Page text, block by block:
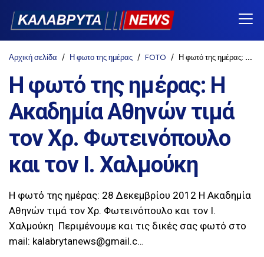
Αρχική σελίδα Η φωτο της ημέρας FOTO Η φωτό της ημέρας: Η Ακαδημία Αθηνών τιμά τον Χρ. Φωτεινόπουλο και τον Ι. Χαλμούκη
Η φωτό της ημέρας: Η
Ακαδημία Αθηνών τιμά
τον Χρ. Φωτεινόπουλο
και τον Ι. Χαλμούκη
Η φωτό της ημέρας: 28 Δεκεμβρίου 2012 Η Ακαδημία
Αθηνών τιμά τον Χρ. Φωτεινόπουλο και τον Ι.
Χαλμούκη Περιμένουμε και τις δικές σας φωτό στο
mail: kalabrytanews@gmail.c…